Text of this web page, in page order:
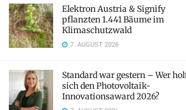
Elektron Austria & Signify
pflanzten 1.441 Bäume im
Klimaschutzwald
7. AUGUST 2026
Standard war gestern – Wer
sich den Photovoltaik-
Innovationsaward 2026?